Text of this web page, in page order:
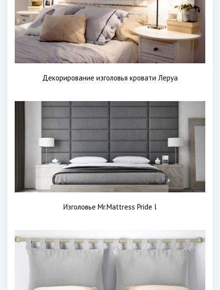
Декорирование изголовья кровати Леруа
Изголовье Mr.Mattress Pride l